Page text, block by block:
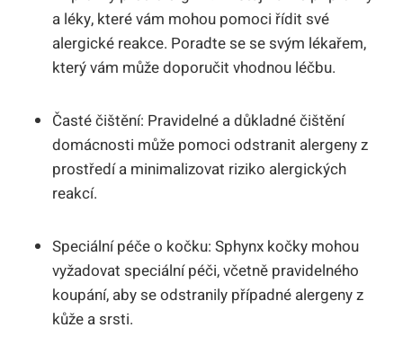
a léky, které vám mohou pomoci řídit své
alergické reakce. Poradte se se svým lékařem,
který vám může doporučit vhodnou léčbu.
Časté čištění: Pravidelné a důkladné čištění
domácnosti může pomoci odstranit alergeny z
prostředí a minimalizovat riziko alergických
reakcí.
Speciální péče o kočku: Sphynx kočky mohou
vyžadovat speciální péči, včetně pravidelného
koupání, aby se odstranily případné alergeny z
kůže a srsti.